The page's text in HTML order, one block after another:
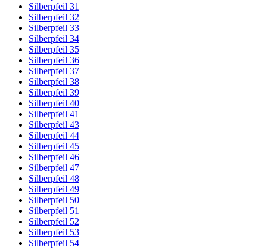
Silberpfeil 31
Silberpfeil 32
Silberpfeil 33
Silberpfeil 34
Silberpfeil 35
Silberpfeil 36
Silberpfeil 37
Silberpfeil 38
Silberpfeil 39
Silberpfeil 40
Silberpfeil 41
Silberpfeil 43
Silberpfeil 44
Silberpfeil 45
Silberpfeil 46
Silberpfeil 47
Silberpfeil 48
Silberpfeil 49
Silberpfeil 50
Silberpfeil 51
Silberpfeil 52
Silberpfeil 53
Silberpfeil 54